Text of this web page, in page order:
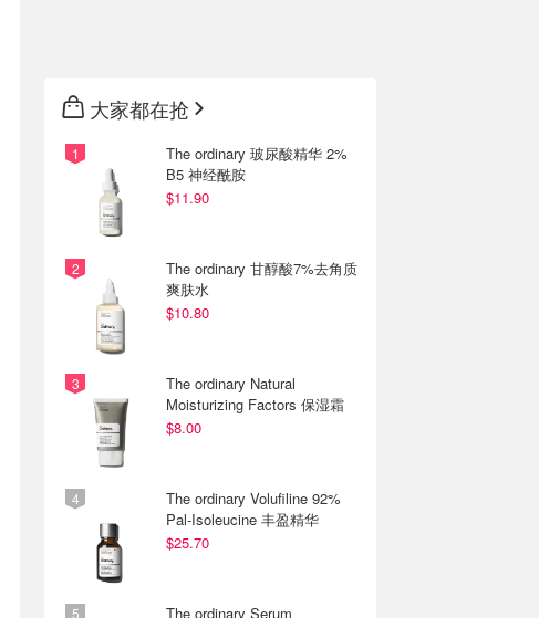
大家都在抢
The ordinary 玻尿酸精华 2%
B5 神经酰胺
$11.90
The ordinary 甘醇酸7%去角质
爽肤水
$10.80
The ordinary Natural
Moisturizing Factors 保湿霜
$8.00
The ordinary Volufiline 92%
Pal-Isoleucine 丰盈精华
$25.70
The ordinary Serum